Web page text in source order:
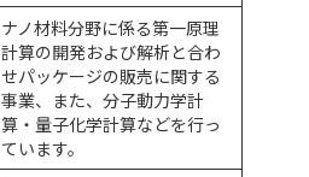
ナノ材料分野に係る第一原理
計算の開発および解析と合わ
せパッケージの販売に関する
事業、また、分子動力学計
算・量子化学計算などを行っ
ています。